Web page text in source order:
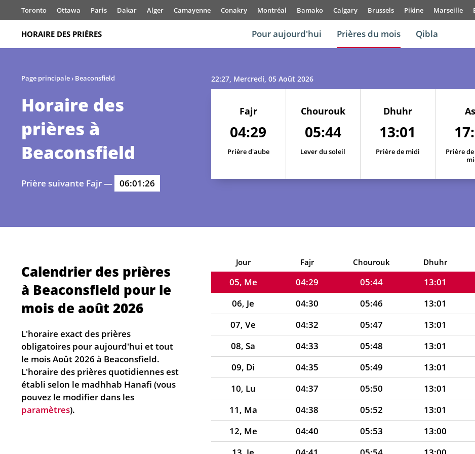
Toronto Ottawa Paris Dakar Alger Camayenne Conakry Montréal Bamako Calgary Brussels Pikine Marseille
HORAIRE DES PRIÈRES Pour aujourd'hui Prières du mois Qibla
Page principale› Beaconsfield
Horaire des
prières à
Beaconsfield
Prière suivante Fajr — 06:01:26
22:27, Mercredi, 05 Août 2026
Fajr
04:29
Prière d'aube
Chourouk
05:44
Lever du soleil
Dhuhr
13:01
Prière de midi
Prière
Calendrier des prières
à Beaconsfield pour le
mois de août 2026
L'horaire exact des prières
obligatoires pour aujourd'hui et tout
le mois Août 2026 à Beaconsfield.
L'horaire des prières quotidiennes est
établi selon le madhhab Hanafi (vous
pouvez le modifier dans les
paramètres).
Jour Fajr Chourouk Dhuhr
04, Ma
04:27 05:43 13:02
05, Me
04:29 05:44 13:01
06, Je
04:30 05:46 13:01
07, Ve
04:32 05:47 13:01
08, Sa
04:33 05:48 13:01
09, Di
04:35 05:49 13:01
10, Lu
04:37 05:50 13:01
11, Ma
04:38 05:52 13:01
12, Me
04:40 05:53 13:00